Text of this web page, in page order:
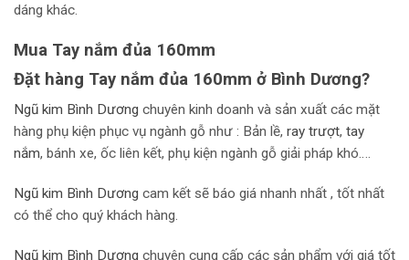
dáng khác.
Mua Tay nắm đủa 160mm
Đặt hàng Tay nắm đủa 160mm ở Bình Dương?
Ngũ kim Bình Dương chuyên kinh doanh và sản xuất các mặt
hàng phụ kiện phục vụ ngành gỗ như : Bản lề, ray trượt, tay
nắm, bánh xe, ốc liên kết, phụ kiện ngành gỗ giải pháp khó….
Ngũ kim Bình Dương cam kết sẽ báo giá nhanh nhất , tốt nhất
có thể cho quý khách hàng.
Ngũ kim Bình Dương chuyên cung cấp các sản phẩm với giá tốt